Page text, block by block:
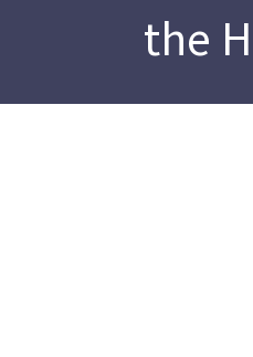
the